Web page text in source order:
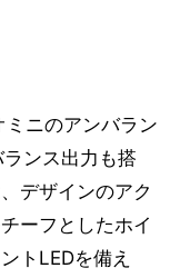
ニのアンバラン
ンス出力も搭
デザインのアク
ーフとしたホイ
トLEDを備え